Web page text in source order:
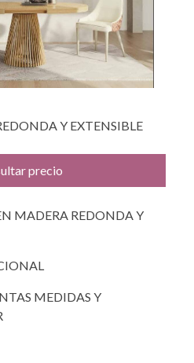
Y EXTENSIBLE
precio
MADERA REDONDA Y
MEDIDAS Y